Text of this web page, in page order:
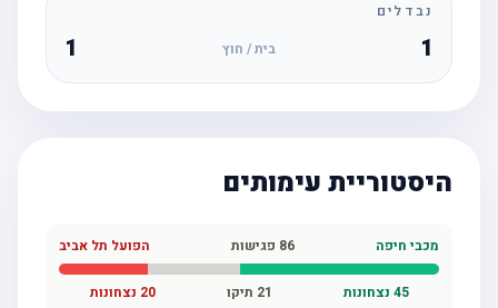
נבדלים
בית / חוץ
היסטוריית עימותים
מכבי חיפה 86פגישות הפועל תל אביב
45נצחונות תיקו 20נצחונות